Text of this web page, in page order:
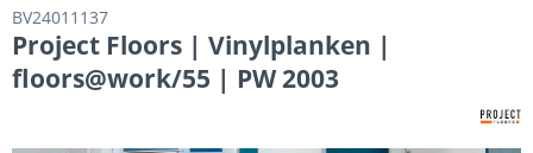
BV24011137
Project Floors | Vinylplanken |
floors@work/55 | PW 2003